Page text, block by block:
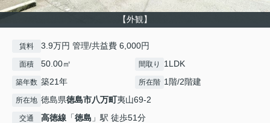
【外観】
賃料 3.9万円 管理/共益費 6,000円
面積 50.00㎡ 間取り 1LDK
築年数 築21年 所在階 1階/2階建
所在地 徳島県徳島市八万町夷山69-2
交通 高徳線 「徳島 」駅 徒歩51分